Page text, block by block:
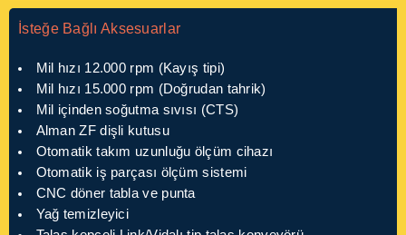
İsteğe Bağlı Aksesuarlar
Mil hızı 12.000 rpm (Kayış tipi)
Mil hızı 15.000 rpm (Doğrudan tahrik)
Mil içinden soğutma sıvısı (CTS)
Alman ZF dişli kutusu
Otomatik takım uzunluğu ölçüm cihazı
Otomatik iş parçası ölçüm sistemi
CNC döner tabla ve punta
Yağ temizleyici